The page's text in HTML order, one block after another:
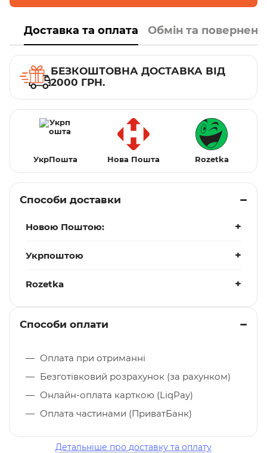
Доставка та оплата Обмін та
БЕЗКОШТОВНА ДОСТАВКА ВІД
2000 ГРН.
УкрПошта Нова Пошта Rozetka
Способи доставки
Новою Поштою:
Укрпоштою
Rozetka
Способи оплати
Оплата при отриманні
Безготівковий розрахунок (за рахунком)
Онлайн-оплата карткою (LiqPay)
Оплата частинами (ПриватБанк)
Детальніше про доставку та оплату